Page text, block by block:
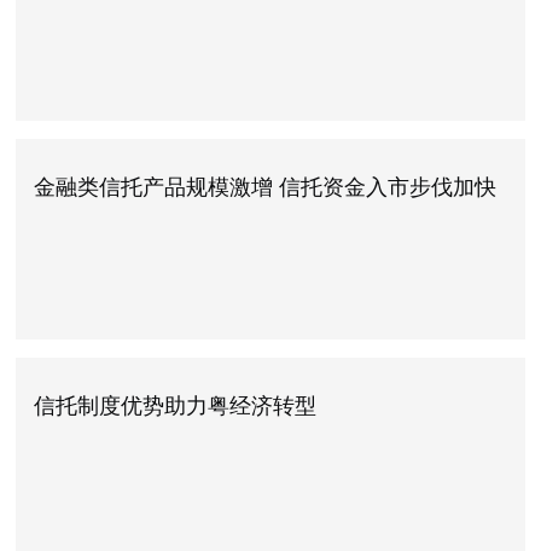
金融类信托产品规模激增 信托资金入市步伐加快
信托制度优势助力粤经济转型